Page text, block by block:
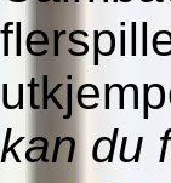
kan du